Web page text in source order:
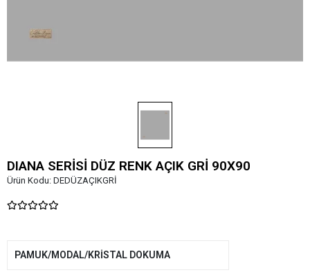
DIANA SERİSİ DÜZ RENK AÇIK GRİ 90X90
Ürün Kodu: DEDÜZAÇIKGRİ
PAMUK/MODAL/KRİSTAL DOKUMA